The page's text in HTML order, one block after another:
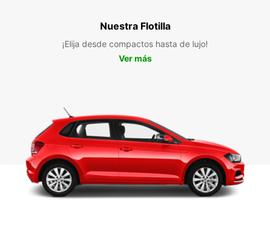
Nuestra Flotilla
¡Elija desde compactos hasta de lujo!
Ver más